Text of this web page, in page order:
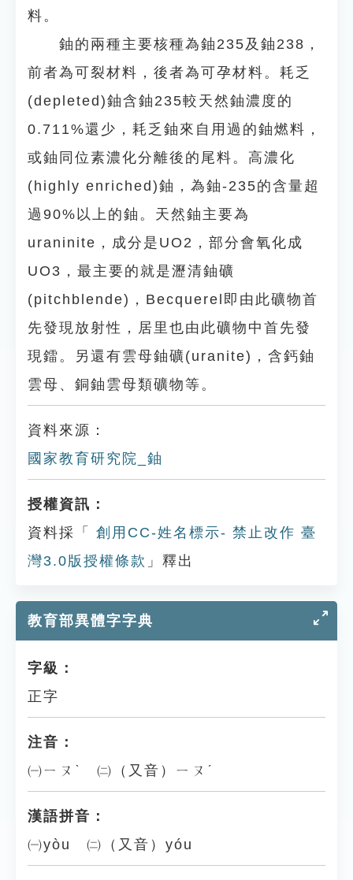
料。
鈾的兩種主要核種為鈾235及鈾238，
前者為可裂材料，後者為可孕材料。耗乏
(depleted)鈾含鈾235較天然鈾濃度的
0.711%還少，耗乏鈾來自用過的鈾燃料，
或鈾同位素濃化分離後的尾料。高濃化
(highly enriched)鈾，為鈾-235的含量超
過90%以上的鈾。天然鈾主要為
uraninite，成分是UO2，部分會氧化成
UO3，最主要的就是瀝清鈾礦
(pitchblende)，Becquerel即由此礦物首
先發現放射性，居里也由此礦物中首先發
現鐳。另還有雲母鈾礦(uranite)，含鈣鈾
雲母、銅鈾雲母類礦物等。
資料來源：
國家教育研究院_鈾
授權資訊：
資料採「
創用CC-姓名標示- 禁止改作 臺
灣3.0版授權條款 」釋出
教育部異體字字典
字級：
正字
注音：
㈠ㄧㄡˋ ㈡（又音）ㄧㄡˊ
漢語拼音：
㈠yòu ㈡（又音）yóu